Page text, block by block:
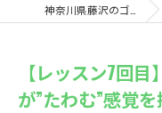
【レッスン7回
が”たわむ”感覚